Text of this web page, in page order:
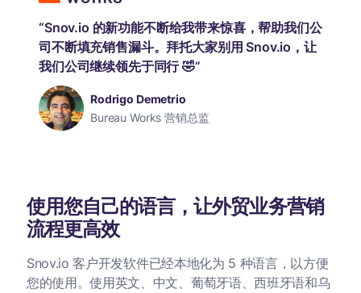
“Snov.io 的新功能不断给我带来惊喜，帮助我们公
司不断填充销售漏斗。拜托大家别用 Snov.io，让
我们公司继续领先于同行 🤣”
Rodrigo Demetrio
Bureau Works 营销总监
使用您自己的语言，让外贸业务营销
流程更高效
Snov.io 客户开发软件已经本地化为 5 种语言，以方便
您的使用。使用英文、中文、葡萄牙语、西班牙语和乌